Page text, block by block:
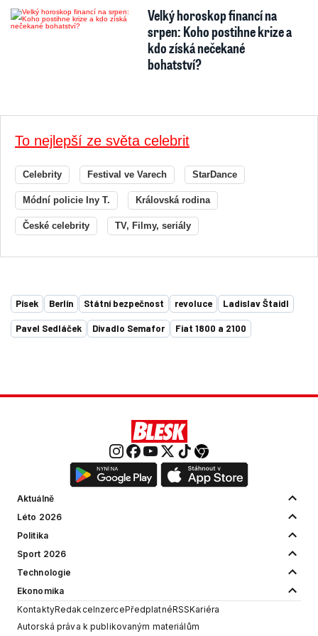
Velký horoskop financí na
srpen: Koho postihne krize a
kdo získá nečekané
bohatství?
To nejlepší ze světa celebrit
Celebrity Festival ve Varech StarDance
Módní policie Iny T. Královská rodina
České celebrity TV, Filmy, seriály
Písek Berlín Státní bezpečnost revoluce Ladislav Štaidl
Pavel Sedláček Divadlo Semafor Fiat 1800 a 2100
Aktuálně
Léto 2026
Politika
Sport 2026
Technologie
Ekonomika
KontaktyRedakceInzercePředplatnéRSSKariéra
Autorská práva k publikovaným materiálům